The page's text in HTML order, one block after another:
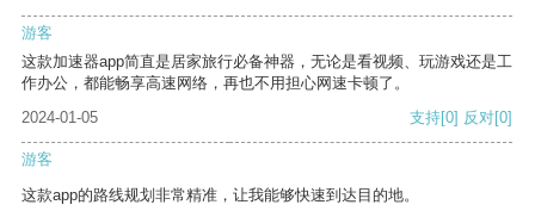
游客
这款加速器app简直是居家旅行必备神器，无论是看视频、玩游戏还是工
作办公，都能畅享高速网络，再也不用担心网速卡顿了。
2024-01-05
支持[0] 反对[0]
游客
这款app的路线规划非常精准，让我能够快速到达目的地。